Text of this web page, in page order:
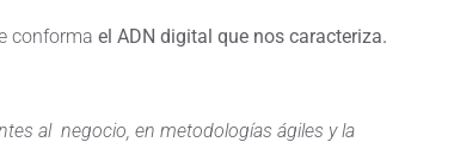
conforma el ADN digital que nos caracteriza.
al negocio, en metodologías ágiles y la